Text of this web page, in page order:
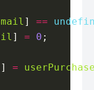
] ==
] = 0
] =